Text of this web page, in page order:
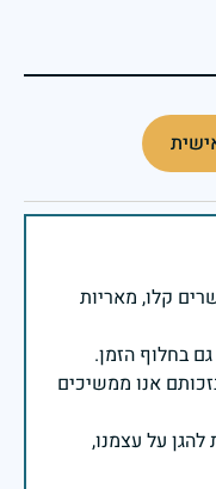
קלו, מאריות
אנו ממשיכים
על עצמנו,